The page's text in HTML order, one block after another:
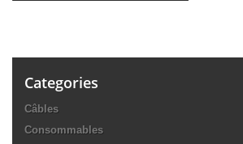
Categories
Câbles
Consommables